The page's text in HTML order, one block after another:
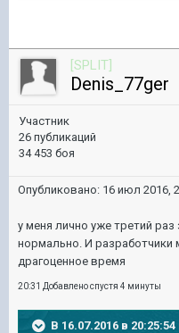
[SPLIT]
Denis_77ger
Участник
26 публикаций
34 453 боя
Опубликовано: 16 июл 2016,
у меня лично уже третий раз
нормально. И разработчики
драгоценное время
20:31 Добавлено спустя 4 минуты
В 16.07.2016 в